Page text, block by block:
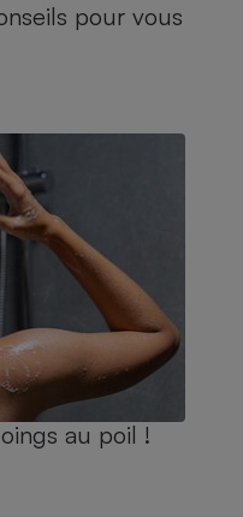
pour vous
au poil !